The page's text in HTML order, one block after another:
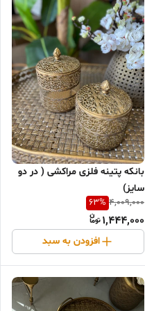
بانکه پتینه فلزی مراکشی ( در دو
سایز)
4,009,000
63%
1,444,000
افزودن به سبد